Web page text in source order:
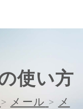
使い方
> メール > メ